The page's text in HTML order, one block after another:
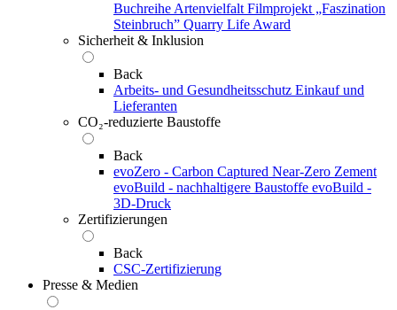
Buchreihe Artenvielfalt Filmprojekt „Faszination
Steinbruch” Quarry Life Award
Sicherheit & Inklusion
Back
Arbeits- und Gesundheitsschutz Einkauf und
Lieferanten
CO₂-reduzierte Baustoffe
Back
evoZero - Carbon Captured Near-Zero Zement
evoBuild - nachhaltigere Baustoffe evoBuild -
3D-Druck
Zertifizierungen
Back
CSC-Zertifizierung
Presse & Medien